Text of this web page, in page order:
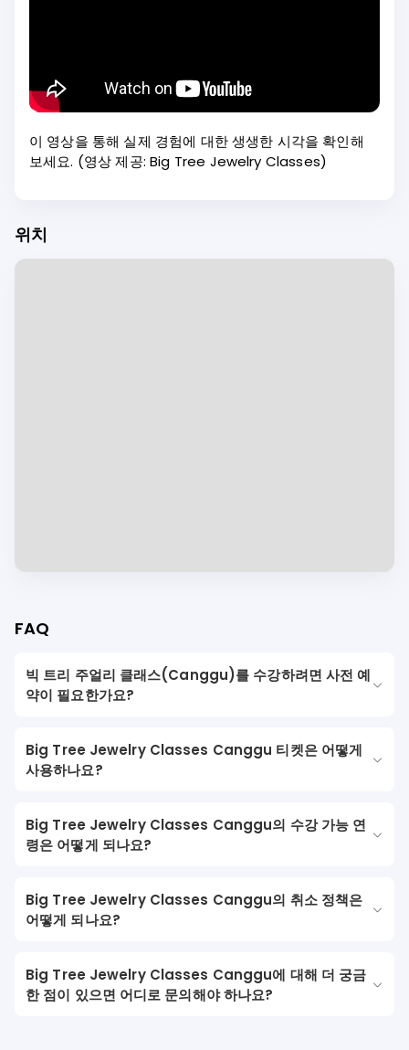
이 영상을 통해 실제 경험에 대한 생생한 시각을 확인해
보세요. (영상 제공: Big Tree Jewelry Classes)
위치
FAQ
빅 트리 주얼리 클래스(Canggu)를 수강하려면 사전 예
약이 필요한가요?
Big Tree Jewelry Classes Canggu 티켓은 어떻게
사용하나요?
Big Tree Jewelry Classes Canggu의 수강 가능 연
령은 어떻게 되나요?
Big Tree Jewelry Classes Canggu의 취소 정책은
어떻게 되나요?
Big Tree Jewelry Classes Canggu에 대해 더 궁금
한 점이 있으면 어디로 문의해야 하나요?